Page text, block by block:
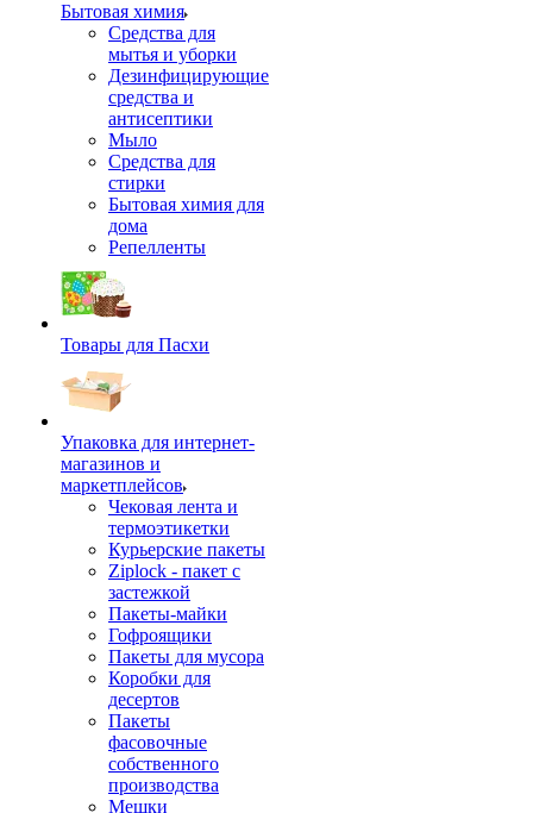
Бытовая химия
Средства для
мытья и уборки
Дезинфицирующие
средства и
антисептики
Мыло
Средства для
стирки
Бытовая химия для
дома
Репелленты
Товары для Пасхи
Упаковка для интернет-
магазинов и
маркетплейсов
Чековая лента и
термоэтикетки
Курьерские пакеты
Ziplock - пакет с
застежкой
Пакеты-майки
Гофроящики
Пакеты для мусора
Коробки для
десертов
Пакеты
фасовочные
собственного
производства
Мешки